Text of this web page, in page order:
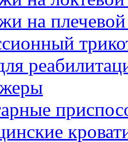
на плечевой